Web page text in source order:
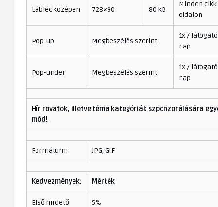
Lábléc középen 728×90 80 kB
Minden cikk
oldalon
Pop-up Megbeszélés szerint
1x /
nap
Pop-under Megbeszélés szerint
1x /
nap
Hír rovatok, illetve téma kategóriák szponzorálására
mód!
Formátum: JPG, GIF
Kedvezmények: Mérték
Első hirdető 5%